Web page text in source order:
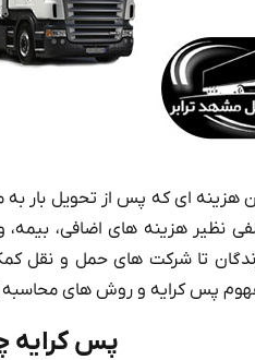
هزینه‌ ای که پس از تحویل بار
نظیر هزینه‌ های اضافی،
تا شرکت‌ های حمل و نقل
پس کرایه و روش‌ های
پس